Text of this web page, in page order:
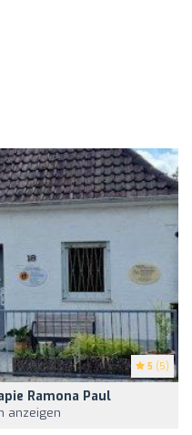
5 (5)
Ramona Paul
anzeigen